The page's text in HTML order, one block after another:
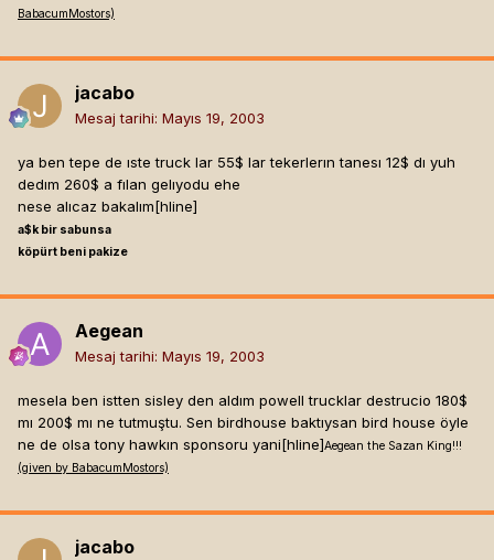
BabacumMostors)
jacabo
Mesaj tarihi: Mayıs 19, 2003
ya ben tepe de ıste truck lar 55$ lar tekerlerın tanesı 12$ dı yuh
dedım 260$ a fılan gelıyodu ehe
nese alıcaz bakalım[hline]
a$k bir sabunsa
köpürt beni pakize
Aegean
Mesaj tarihi: Mayıs 19, 2003
mesela ben istten sisley den aldım powell trucklar destrucio 180$
mı 200$ mı ne tutmuştu. Sen birdhouse baktıysan bird house öyle
ne de olsa tony hawkın sponsoru yani[hline]Aegean the Sazan King!!!
(given by BabacumMostors)
jacabo